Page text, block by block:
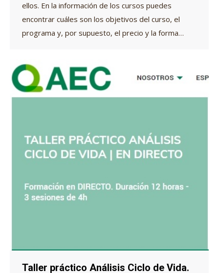
ellos. En la información de los cursos puedes
encontrar cuáles son los objetivos del curso, el
programa y, por supuesto, el precio y la forma…
Taller práctico Análisis Ciclo de Vida.